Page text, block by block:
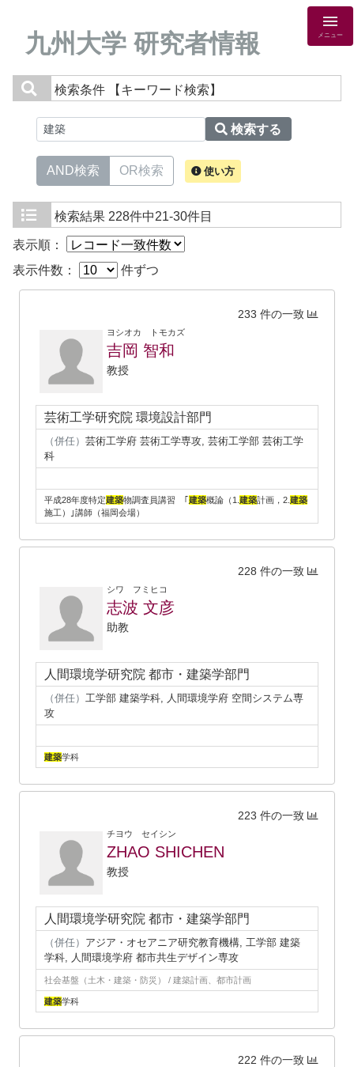
九州大学 研究者情報 メニュー
検索条件 【キーワード検索】
検索する
AND検索 OR検索 使い方
検索結果 228件中21-30件目
表示順：
表示件数：
件ずつ
233 件の一致
ヨシオカ トモカズ
吉岡 智和
教授
芸術工学研究院 環境設計部門
（併任） 芸術工学府 芸術工学専攻, 芸術工学部 芸術工学
科
平成28年度特定建築物調査員講習 ｢建築概論（1. 建築計画，2. 建築
施工）｣講師（福岡会場）
228 件の一致
シワ フミヒコ
志波 文彦
助教
人間環境学研究院 都市・建築学部門
（併任） 工学部 建築学科, 人間環境学府 空間システム専
攻
建築学科
223 件の一致
チヨウ セイシン
ZHAO SHICHEN
教授
人間環境学研究院 都市・建築学部門
（併任） アジア・オセアニア研究教育機構, 工学部 建築
学科, 人間環境学府 都市共生デザイン専攻
社会基盤（土木・建築・防災） / 建築計画、都市計画
建築学科
222 件の一致